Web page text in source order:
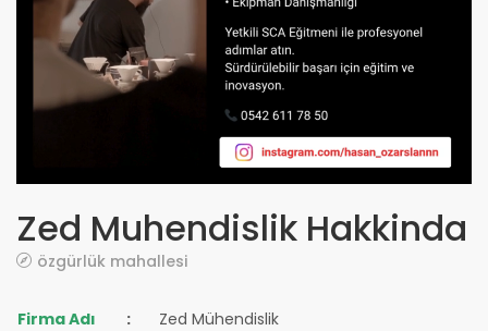
Zed Muhendislik Hakkinda
özgürlük mahallesi
Firma Adı :
Zed Mühendislik